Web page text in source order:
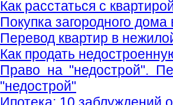
Как расстаться с
Покупка загородного дома
Перевод квартир в
Как продать
Право на "недострой".
"недострой"
Ипотека: 10 заблуждений